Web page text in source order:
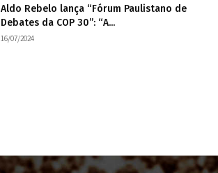
Aldo Rebelo lança “Fórum Paulistano de
Debates da COP 30”: “A...
16/07/2024